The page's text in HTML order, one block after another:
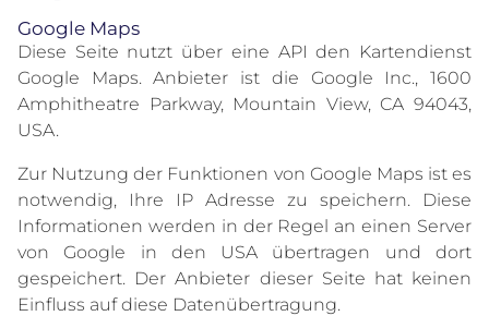
Google Maps
Diese Seite nutzt über eine API den Kartendienst
Google Maps. Anbieter ist die Google Inc., 1600
Amphitheatre Parkway, Mountain View, CA 94043,
USA.
Zur Nutzung der Funktionen von Google Maps ist es
notwendig, Ihre IP Adresse zu speichern. Diese
Informationen werden in der Regel an einen Server
von Google in den USA übertragen und dort
gespeichert. Der Anbieter dieser Seite hat keinen
Einfluss auf diese Datenübertragung.